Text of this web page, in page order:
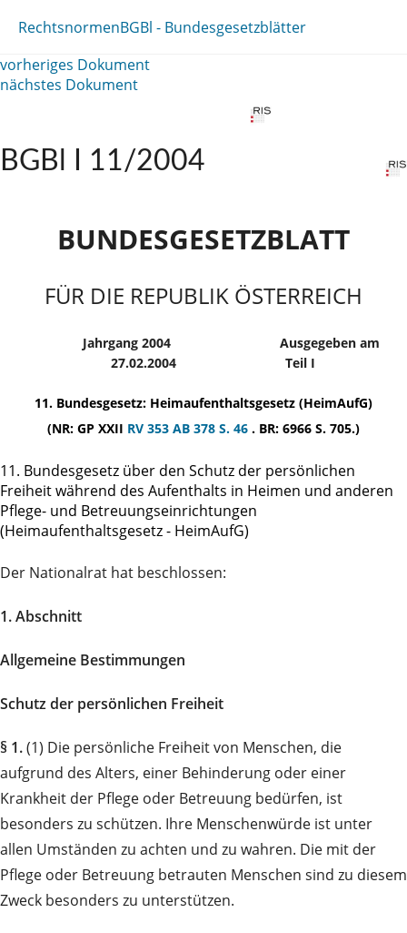
RechtsnormenBGBl - Bundesgesetzblätter
vorheriges Dokument
nächstes Dokument
BGBl I 11/2004
BUNDESGESETZBLATT
FÜR DIE REPUBLIK ÖSTERREICH
Jahrgang 2004
Ausgegeben am
27.02.2004
Teil I
11. Bundesgesetz: Heimaufenthaltsgesetz (HeimAufG)
(NR: GP XXII RV 353 AB 378 S. 46 . BR: 6966 S. 705.)
11. Bundesgesetz über den Schutz der persönlichen
Freiheit während des Aufenthalts in Heimen und anderen
Pflege- und Betreuungs­ein­richtungen
(Heimaufenthaltsgesetz - HeimAufG)
Der Nationalrat hat beschlossen:
1. Abschnitt
Allgemeine Bestimmungen
Schutz der persönlichen Freiheit
§ 1.(1) Die persönliche Freiheit von Menschen, die
aufgrund des Alters, einer Behinderung oder einer
Krankheit der Pflege oder Betreuung bedürfen, ist
besonders zu schützen. Ihre Menschenwürde ist unter
allen Umständen zu achten und zu wahren. Die mit der
Pflege oder Betreuung betrauten Menschen sind zu diesem
Zweck besonders zu unterstützen.